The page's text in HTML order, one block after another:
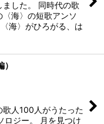
した。 同時代の歌
海〉の短歌アンソ
海〉がひろがる、は
人100人がうたった
ロジー。 月を見つけ